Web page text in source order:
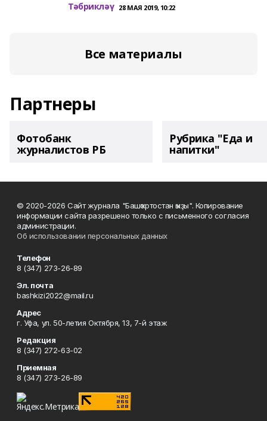
Тәбрикләү 28 МАЯ 2019, 10:22
Все материалы
Партнеры
Фотобанк
журналистов РБ
Рубрика "Еда и
напитки"
© 2020-2026 Сайт журнала "Башҡортостан ҡыҙы". Копирование
информации сайта разрешено только с письменного согласия
администрации.
Об использовании персональных данных
Телефон
8 (347) 273-26-89
Эл. почта
bashkizi2022@mail.ru
Адрес
г. Уфа, ул. 50-летия Октября, 13, 7-й этаж
Редакция
8 (347) 272-63-02
Приемная
8 (347) 273-26-89